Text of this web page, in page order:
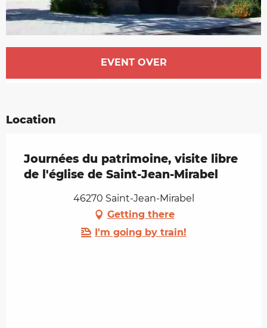
Opening hours & contact details
EVENT OVER
Location
Journées du patrimoine, visite libre
de l'église de Saint-Jean-Mirabel
46270 Saint-Jean-Mirabel
Getting there
I'm going by train!